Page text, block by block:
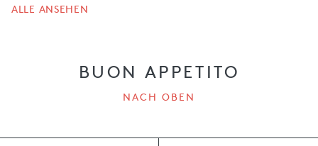
ALLE ANSEHEN
BUON APPETITO
NACH OBEN